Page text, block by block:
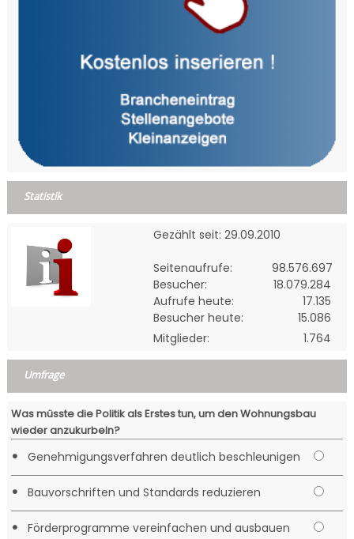
Statistik
Gezählt seit: 29.09.2010
Seitenaufrufe:
98.576.697
Besucher:
18.079.284
Aufrufe heute:
17.135
Besucher heute:
15.086
Mitglieder:
1.764
Umfrage
Was müsste die Politik als Erstes tun, um den Wohnungsbau
wieder anzukurbeln?
• Genehmigungsverfahren deutlich beschleunigen
• Bauvorschriften und Standards reduzieren
• Förderprogramme vereinfachen und ausbauen